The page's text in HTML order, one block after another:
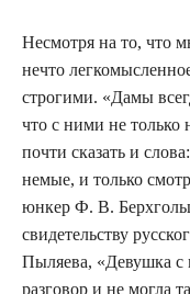
Несмотря на то, что
нечто
строгими. «Дамы
что с ними не только
почти сказать и
немые, и только
юнкер Ф. В.
свидетельству
Пыляева, «Девушка с
разговор и не могла